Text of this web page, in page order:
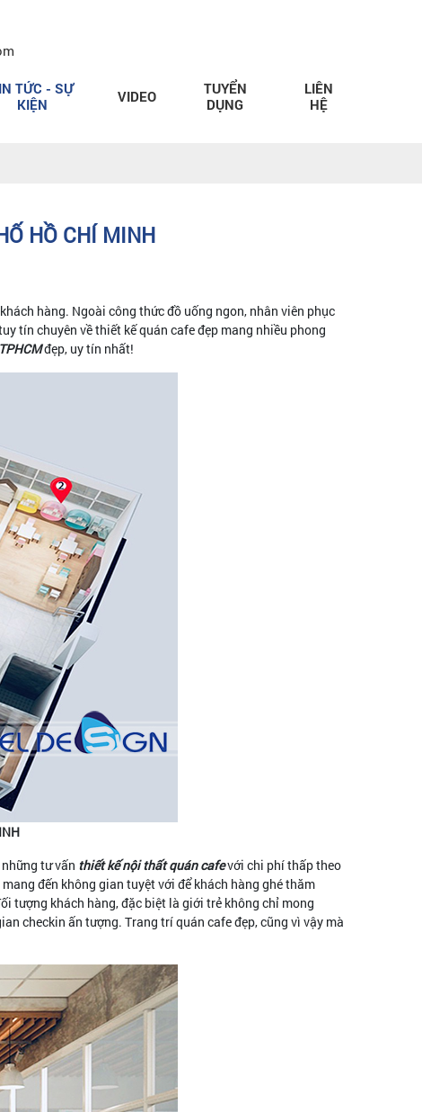
TỨC - SỰ
KIỆN
VIDEO
TUYỂN
DỤNG
LIÊN
HỆ
HỒ CHÍ MINH
hàng. Ngoài công thức đồ uống ngon, nhân viên phục
tín chuyên về thiết kế quán cafe đẹp mang nhiều phong
đẹp, uy tín nhất!
tư vấn thiết kế nội thất quán cafevới chi phí thấp theo
đến không gian tuyệt với để khách hàng ghé thăm
tượng khách hàng, đặc biệt là giới trẻ không chỉ mong
checkin ấn tượng. Trang trí quán cafe đẹp, cũng vì vậy mà